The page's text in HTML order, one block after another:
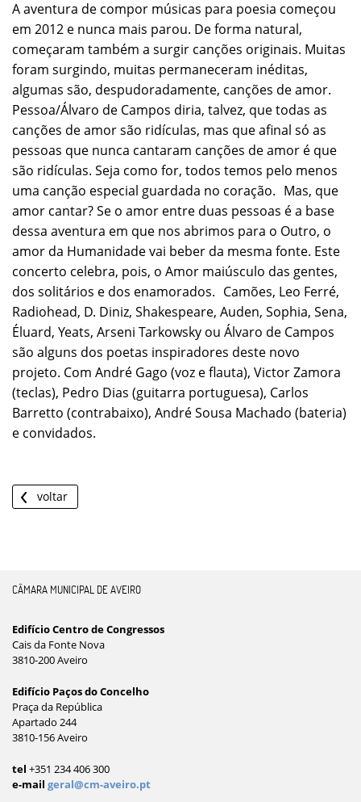
A aventura de compor músicas para poesia começou
em 2012 e nunca mais parou. De forma natural,
começaram também a surgir canções originais. Muitas
foram surgindo, muitas permaneceram inéditas,
algumas são, despudoradamente, canções de amor.
Pessoa/Álvaro de Campos diria, talvez, que todas as
canções de amor são ridículas, mas que afinal só as
pessoas que nunca cantaram canções de amor é que
são ridículas. Seja como for, todos temos pelo menos
uma canção especial guardada no coração. Mas, que
amor cantar? Se o amor entre duas pessoas é a base
dessa aventura em que nos abrimos para o Outro, o
amor da Humanidade vai beber da mesma fonte. Este
concerto celebra, pois, o Amor maiúsculo das gentes,
dos solitários e dos enamorados. Camões, Leo Ferré,
Radiohead, D. Diniz, Shakespeare, Auden, Sophia, Sena,
Éluard, Yeats, Arseni Tarkowsky ou Álvaro de Campos
são alguns dos poetas inspiradores deste novo
projeto. Com André Gago (voz e flauta), Victor Zamora
(teclas), Pedro Dias (guitarra portuguesa), Carlos
Barretto (contrabaixo), André Sousa Machado (bateria)
e convidados.
voltar
CÂMARA MUNICIPAL DE AVEIRO
Edifício Centro de Congressos
Cais da Fonte Nova
3810-200 Aveiro
Edifício Paços do Concelho
Praça da República
Apartado 244
3810-156 Aveiro
tel +351 234 406 300
e-mail geral@cm-aveiro.pt